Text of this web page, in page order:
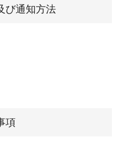
び通知方法
項